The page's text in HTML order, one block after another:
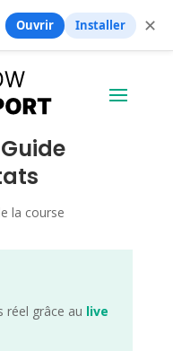
réel grâce au live
Ouvrir Installer ✕